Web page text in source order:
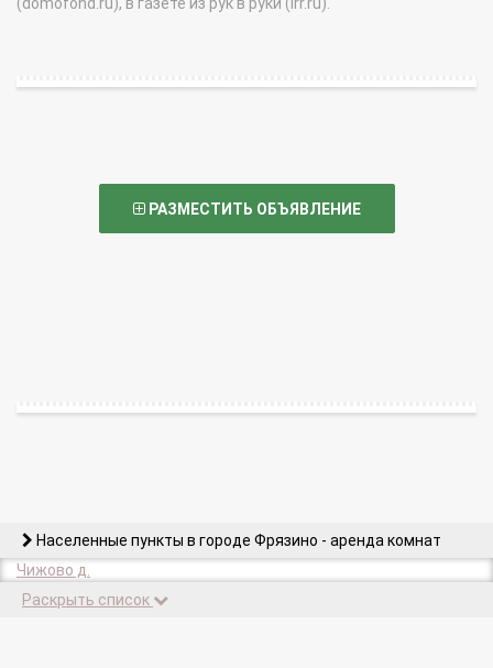
(domofond.ru), в газете из рук в руки (irr.ru).
РАЗМЕСТИТЬ ОБЪЯВЛЕНИЕ
Населенные пункты в городе Фрязино - аренда комнат
Чижово д.
Раскрыть список